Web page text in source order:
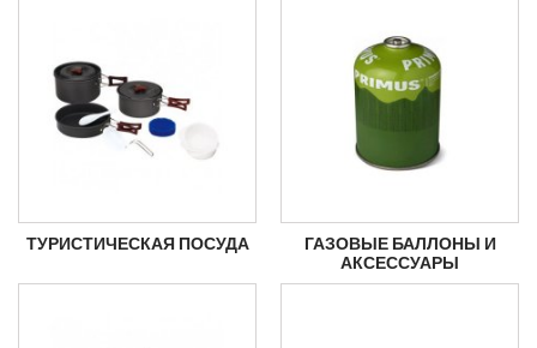
ТУРИСТИЧЕСКАЯ ПОСУДА
ГАЗОВЫЕ БАЛЛОНЫ И
АКСЕССУАРЫ